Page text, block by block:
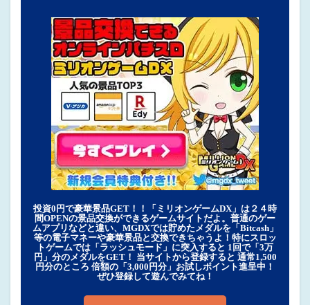
投資0円で豪華景品GET！！「ミリオンゲームDX」は２４時
間OPENの景品交換ができるゲームサイトだよ。普通のゲー
ムアプリなどと違い、MGDXでは貯めたメダルを「Bitcash」
等の電子マネーや豪華景品と交換できちゃうよ！特にスロッ
トゲームでは「ラッシュモード」に突入すると 1回で「3万
円」分のメダルをGET！ 当サイトから登録すると 通常1,500
円分のところ 倍額の「3,000円分」お試しポイント進呈中！
ぜひ登録して遊んでみてね！